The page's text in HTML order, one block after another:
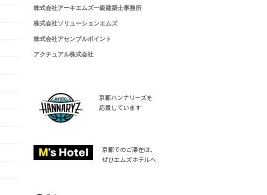
株式会社アーキエムズ一級建築士事務所
株式会社ソリューションエムズ
株式会社アセンブルポイント
アクチュアル株式会社
京都ハンナリーズを
応援しています
京都でのご滞在は、
ぜひエムズホテルへ